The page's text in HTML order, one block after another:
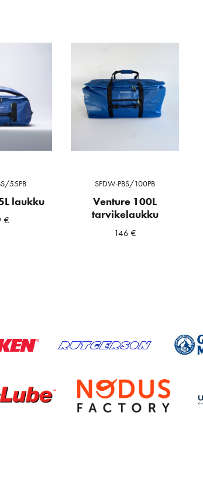
55PB
laukku
€
SPDW-PBS/100PB
Venture 100L
tarvikelaukku
146 €